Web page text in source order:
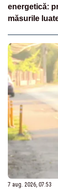
energetică:
măsurile
7 aug. 2026, 07:53